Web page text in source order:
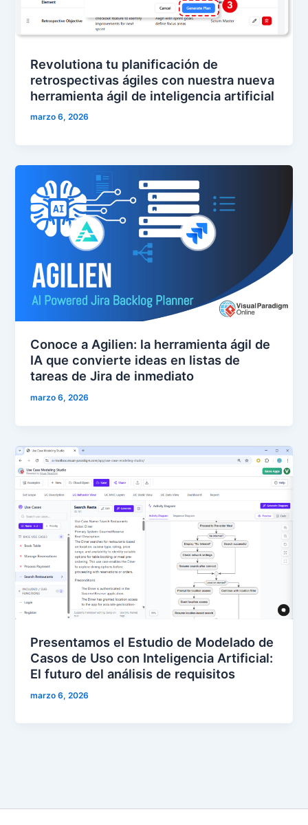
Revolutiona tu planificación de
retrospectivas ágiles con nuestra nueva
herramienta ágil de inteligencia artificial
marzo 6, 2026
Conoce a Agilien: la herramienta ágil de
IA que convierte ideas en listas de
tareas de Jira de inmediato
marzo 6, 2026
Presentamos el Estudio de Modelado de
Casos de Uso con Inteligencia Artificial:
El futuro del análisis de requisitos
marzo 6, 2026